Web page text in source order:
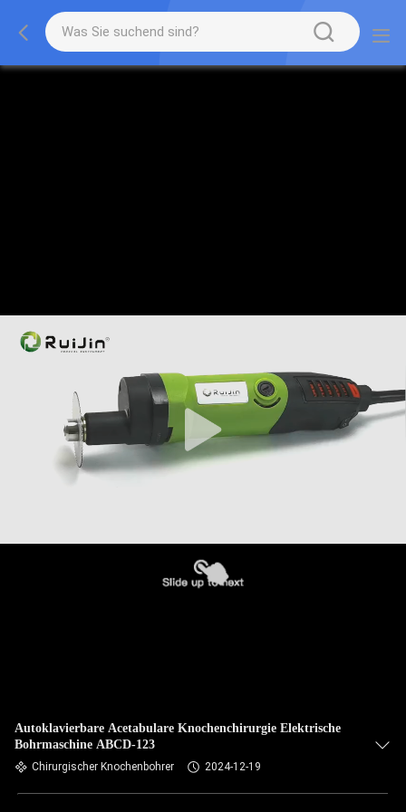
Autoklavierbare Acetabulare Knochenchirurgie Elektrische
Bohrmaschine ABCD-123
Chirurgischer Knochenbohrer 2024-12-19